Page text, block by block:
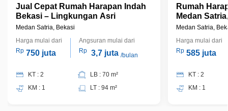
Jual Cepat Rumah Harapan Indah
Bekasi – Lingkungan Asri
Medan Satria, Bekasi
Harga mulai dari
Rp 750 juta
Angsuran mulai dari
Rp 3,7 juta /bulan
KT : 2
KM : 1
LB : 70 m²
LT : 94 m²
Rumah
Medan
Medan Satria,
Harga mulai dari
Rp 585 juta
KT : 2
KM : 1